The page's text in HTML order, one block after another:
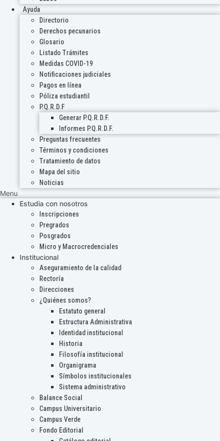
Ayuda
Directorio
Derechos pecunarios
Glosario
Listado Trámites
Medidas COVID-19
Notificaciones judiciales
Pagos en línea
Póliza estudiantil
P.Q.R.D.F
Generar P.Q.R.D.F.
Informes P.Q.R.D.F.
Preguntas frecuentes
Términos y condiciones
Tratamiento de datos
Mapa del sitio
Noticias
Menu
Estudia con nosotros
Inscripciones
Pregrados
Posgrados
Micro y Macrocredenciales
Institucional
Aseguramiento de la calidad
Rectoría
Direcciones
¿Quiénes somos?
Estatuto general
Estructura Administrativa
Identidad institucional
Historia
Filosofía institucional
Organigrama
Símbolos institucionales
Sistema administrativo
Balance Social
Campus Universitario
Campus Verde
Fondo Editorial